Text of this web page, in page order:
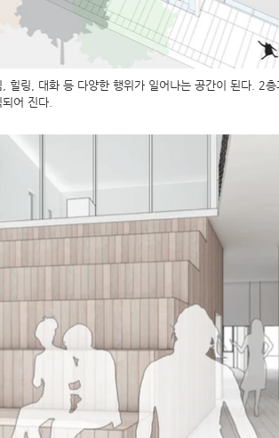
링, 대화 등 다양한 행위가 일어나는 공간이 된다. 2
어 진다.